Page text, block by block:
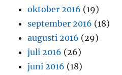
oktober 2016 (19)
september 2016 (18)
augusti 2016 (29)
juli 2016 (26)
juni 2016 (18)